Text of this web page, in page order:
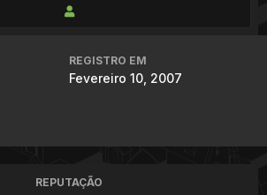
REGISTRO EM
Fevereiro 10, 2007
REPUTAÇÃO